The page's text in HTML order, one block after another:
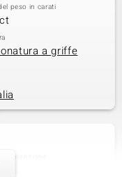
peso in carati
a griffe
dimensione
mm